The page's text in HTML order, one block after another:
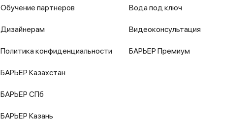
Обучение партнеров
Дизайнерам
Политика конфиденциальности
БАРЬЕР Казахстан
БАРЬЕР СПб
БАРЬЕР Казань
Вода под ключ
Видеоконсультация
БАРЬЕР Премиум